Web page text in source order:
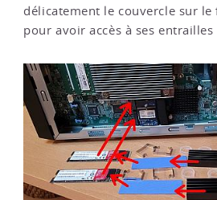
délicatement le couvercle sur
pour avoir accès à ses entrailles